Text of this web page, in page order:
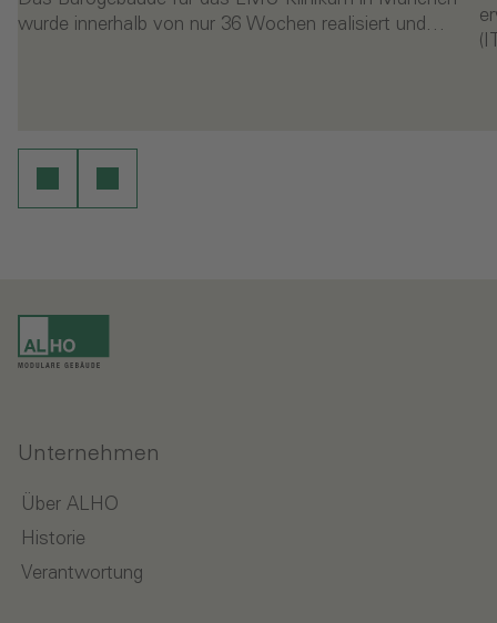
wurde innerhalb von nur 36 Wochen realisiert und…
Unternehmen
Über ALHO
Historie
Verantwortung